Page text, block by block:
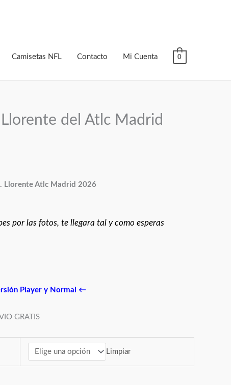
Camisetas NFL Contacto Mi Cuenta 0
del Atlc Madrid
Llorente Atlc Madrid 2026
por las fotos, te llegara tal y como esperas
Player y Normal ←
GRATIS
Limpiar